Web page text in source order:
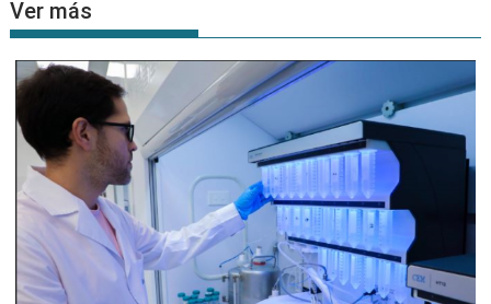
Ver más